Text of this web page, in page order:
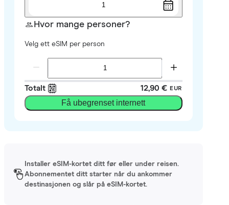
1
Hvor mange personer?
Velg ett eSIM per person
Totalt 12,90 € EUR
Få ubegrenset internett
Installer eSIM-kortet ditt før eller under reisen.
Abonnementet ditt starter når du ankommer
destinasjonen og slår på eSIM-kortet.